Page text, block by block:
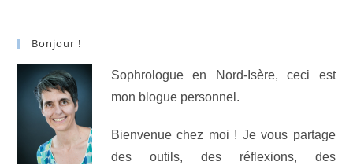
Bonjour !
Sophrologue en Nord-Isère, ceci est
mon blogue personnel.
Bienvenue chez moi ! Je vous partage
des outils, des réflexions, des